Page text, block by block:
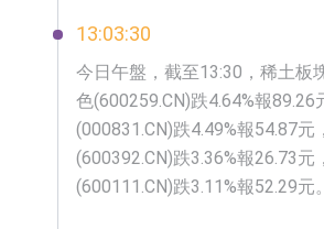
13:03:30
今日午盤，截至13:30，稀土板
色(600259.CN)跌4.64%報89.26
(000831.CN)跌4.49%報54.87元
(600392.CN)跌3.36%報26.73元
(600111.CN)跌3.11%報52.29元。